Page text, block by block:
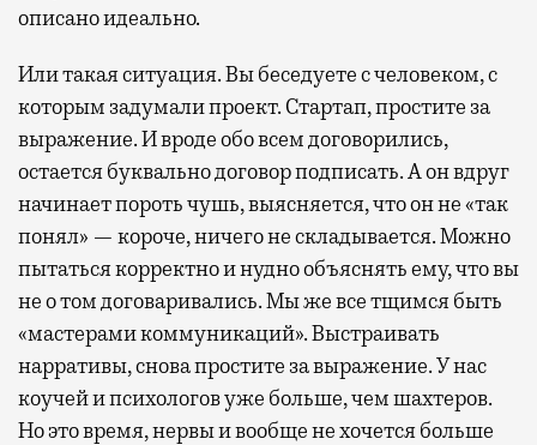
описано идеально.
Или такая ситуация. Вы беседуете с человеком, с
которым задумали проект. Стартап, простите за
выражение. И вроде обо всем договорились,
остается буквально договор подписать. А он вдруг
начинает пороть чушь, выясняется, что он не «так
понял» — короче, ничего не складывается. Можно
пытаться корректно и нудно объяснять ему, что вы
не о том договаривались. Мы же все тщимся быть
«мастерами коммуникаций». Выстраивать
нарративы, снова простите за выражение. У нас
коучей и психологов уже больше, чем шахтеров.
Но это время, нервы и вообще не хочется больше